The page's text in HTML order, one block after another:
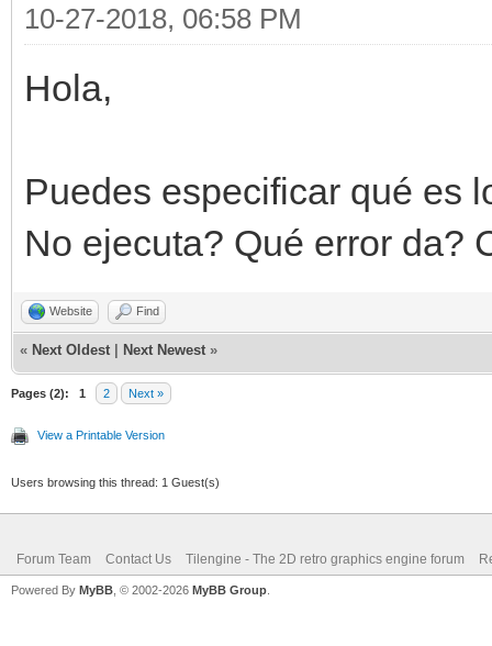
10-27-2018, 06:58 PM
Hola,
Puedes especificar qué es
No ejecuta? Qué error da?
Website Find
« Next Oldest Next Newest »
Pages (2): 1 2 Next »
View a Printable Version
Users browsing this thread: 1 Guest(s)
Forum Team Contact Us Tilengine - The 2D retro graphics engine forum
Powered By MyBB , © 2002-2026 MyBB Group